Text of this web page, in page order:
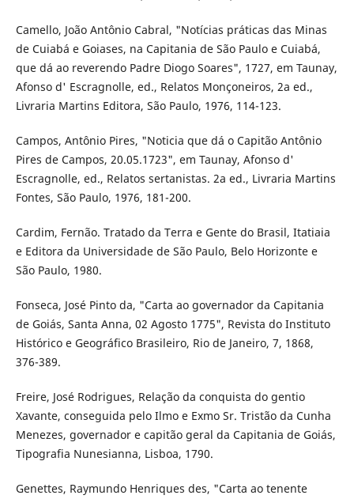
Camello, João Antônio Cabral, "Notícias práticas das Minas
de Cuiabá e Goiases, na Capitania de São Paulo e Cuiabá,
que dá ao reverendo Padre Diogo Soares", 1727, em Taunay,
Afonso d' Escragnolle, ed., Relatos Monçoneiros, 2a ed.,
Livraria Martins Editora, São Paulo, 1976, 114-123.
Campos, Antônio Pires, "Noticia que dá o Capitão Antônio
Pires de Campos, 20.05.1723", em Taunay, Afonso d'
Escragnolle, ed., Relatos sertanistas. 2a ed., Livraria Martins
Fontes, São Paulo, 1976, 181-200.
Cardim, Fernão. Tratado da Terra e Gente do Brasil, Itatiaia
e Editora da Universidade de São Paulo, Belo Horizonte e
São Paulo, 1980.
Fonseca, José Pinto da, "Carta ao governador da Capitania
de Goiás, Santa Anna, 02 Agosto 1775", Revista do Instituto
Histórico e Geográfico Brasileiro, Rio de Janeiro, 7, 1868,
376-389.
Freire, José Rodrigues, Relação da conquista do gentio
Xavante, conseguida pelo Ilmo e Exmo Sr. Tristão da Cunha
Menezes, governador e capitão geral da Capitania de Goiás,
Tipografia Nunesianna, Lisboa, 1790.
Genettes, Raymundo Henriques des, "Carta ao tenente